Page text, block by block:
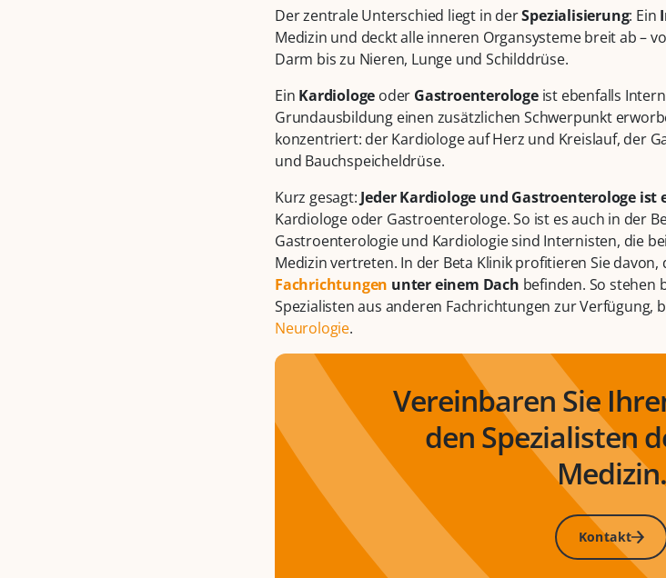
Der zentrale Unterschied liegt in derSpezialisierung: Ein
Medizin und deckt alle inneren Organsysteme breit ab –
Darm bis zu Nieren, Lunge und Schilddrüse.
Ein Kardiologe oder Gastroenterologeist ebenfalls
Grundausbildung einen zusätzlichen Schwerpunkt
konzentriert: der Kardiologe auf Herz und Kreislauf, der
und Bauchspeicheldrüse.
Kurz gesagt: Jeder Kardiologe und Gastroenterologe
Kardiologe oder Gastroenterologe. So ist es auch in der
Gastroenterologie und Kardiologie sind Internisten, die
Medizin vertreten. In der Beta Klinik profitieren Sie davon,
Fachrichtungen unter einem Dach befinden. So stehen
Spezialisten aus anderen Fachrichtungen zur Verfügung,
Neurologie.
Vereinbaren Sie
den Spezialisten
Medizin.
Kontakt